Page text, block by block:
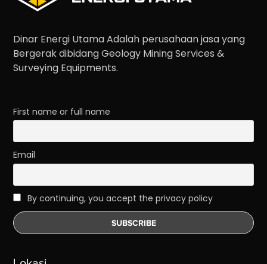
Dinar Energi Utama Adalah perusahaan jasa yang
Bergerak dibidang Geology Mining Services &
Surveying Equipments.
First name or full name
Email
By continuing, you accept the privacy policy